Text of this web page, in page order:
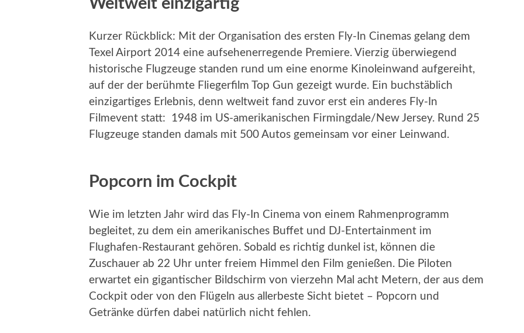
Weltweit einzigartig
Kurzer Rückblick: Mit der Organisation des ersten Fly-In Cinemas gelang dem
Texel Airport 2014 eine aufsehenerregende Premiere. Vierzig überwiegend
historische Flugzeuge standen rund um eine enorme Kinoleinwand aufgereiht,
auf der der berühmte Fliegerfilm Top Gun gezeigt wurde. Ein buchstäblich
einzigartiges Erlebnis, denn weltweit fand zuvor erst ein anderes Fly-In
Filmevent statt: 1948 im US-amerikanischen Firmingdale/New Jersey. Rund 25
Flugzeuge standen damals mit 500 Autos gemeinsam vor einer Leinwand.
Popcorn im Cockpit
Wie im letzten Jahr wird das Fly-In Cinema von einem Rahmenprogramm
begleitet, zu dem ein amerikanisches Buffet und DJ-Entertainment im
Flughafen-Restaurant gehören. Sobald es richtig dunkel ist, können die
Zuschauer ab 22 Uhr unter freiem Himmel den Film genießen. Die Piloten
erwartet ein gigantischer Bildschirm von vierzehn Mal acht Metern, der aus dem
Cockpit oder von den Flügeln aus allerbeste Sicht bietet – Popcorn und
Getränke dürfen dabei natürlich nicht fehlen.